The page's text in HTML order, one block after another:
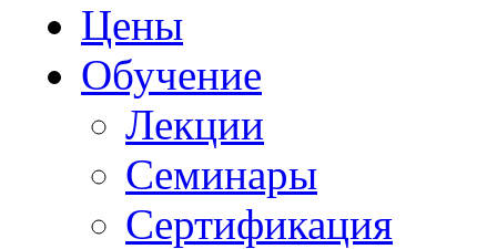
Цены
Обучение
Лекции
Семинары
Сертификация